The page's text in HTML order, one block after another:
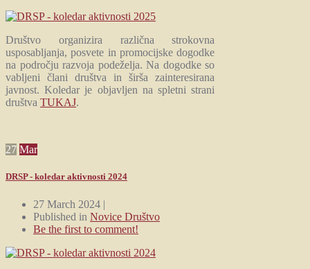
Društvo organizira različna strokovna
usposabljanja, posvete in promocijske dogodke
na področju razvoja podeželja. Na dogodke so
vabljeni člani društva in širša zainteresirana
javnost. Koledar je objavljen na spletni strani
društva TUKAJ.
27 Mar
DRSP - koledar aktivnosti 2024
27 March 2024 |
Published in Novice Društvo
Be the first to comment!